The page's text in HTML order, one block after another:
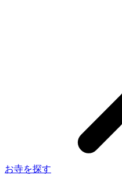
お寺を探す